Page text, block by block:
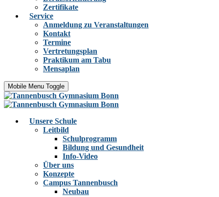
Zertifikate
Service
Anmeldung zu Veranstaltungen
Kontakt
Termine
Vertretungsplan
Praktikum am Tabu
Mensaplan
Mobile Menu Toggle
Unsere Schule
Leitbild
Schulprogramm
Bildung und Gesundheit
Info-Video
Über uns
Konzepte
Campus Tannenbusch
Neubau